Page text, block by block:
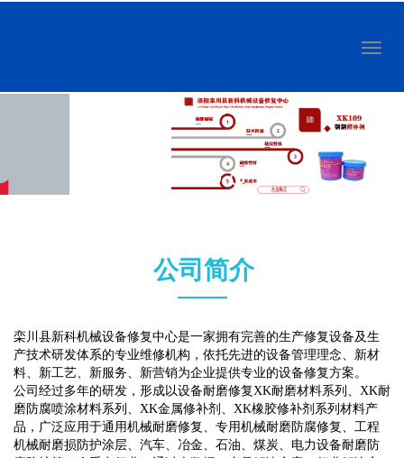
公司简介
栾川县新科机械设备修复中心是一家拥有完善的生产修复设备及生
产技术研发体系的专业维修机构，依托先进的设备管理理念、新材
料、新工艺、新服务、新营销为企业提供专业的设备修复方案。
公司经过多年的研发，形成以设备耐磨修复XK耐磨材料系列、XK耐
磨防腐喷涂材料系列、XK金属修补剂 、 XK橡胶修补剂 系列材料产
品，广泛应用于通用机械耐磨修复、专用机械耐磨防腐修复、工程
机械耐磨损防护涂层、汽车、冶金、石油、煤炭、电力设备耐磨防